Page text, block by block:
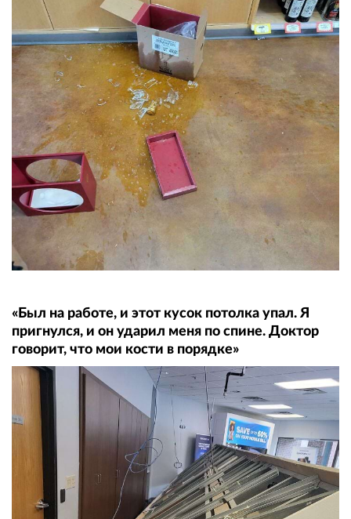
«Был на работе, и этот кусок потолка упал. Я
пригнулся, и он ударил меня по спине. Доктор
говорит, что мои кости в порядке»